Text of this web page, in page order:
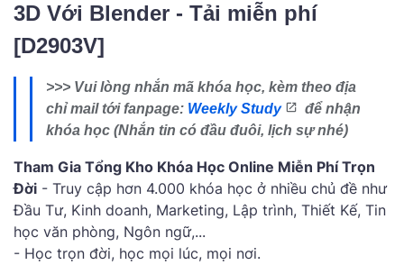
3D Với Blender - Tải miễn phí
[D2903V]
>>> Vui lòng nhắn mã khóa học, kèm theo địa
chỉ mail tới fanpage: Weekly Study
để nhận
khóa học (Nhắn tin có đầu đuôi, lịch sự nhé)
Tham Gia Tổng Kho Khóa Học Online Miễn Phí Trọn
Đời - Truy cập hơn 4.000 khóa học ở nhiều chủ đề như
Đầu Tư, Kinh doanh, Marketing, Lập trình, Thiết Kế, Tin
học văn phòng, Ngôn ngữ,...
- Học trọn đời, học mọi lúc, mọi nơi.